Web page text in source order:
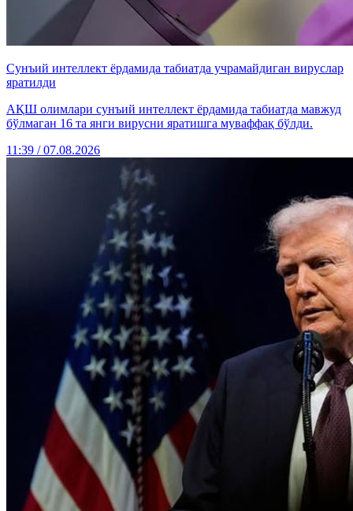
Сунъий интеллект ёрдамида табиатда учрамайдиган вируслар
яратилди
АҚШ олимлари сунъий интеллект ёрдамида табиатда мавжуд
бўлмаган 16 та янги вирусни яратишга муваффақ бўлди.
11:39 / 07.08.2026